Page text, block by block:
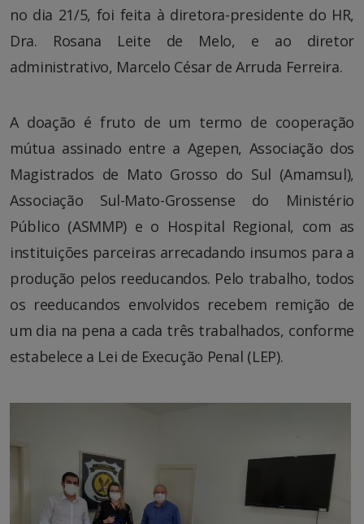
no dia 21/5, foi feita à diretora-presidente do HR,
Dra. Rosana Leite de Melo, e ao diretor
administrativo, Marcelo César de Arruda Ferreira.
A doação é fruto de um termo de cooperação
mútua assinado entre a Agepen, Associação dos
Magistrados de Mato Grosso do Sul (Amamsul),
Associação Sul-Mato-Grossense do Ministério
Público (ASMMP) e o Hospital Regional, com as
instituições parceiras arrecadando insumos para a
produção pelos reeducandos. Pelo trabalho, todos
os reeducandos envolvidos recebem remição de
um dia na pena a cada três trabalhados, conforme
estabelece a Lei de Execução Penal (LEP).